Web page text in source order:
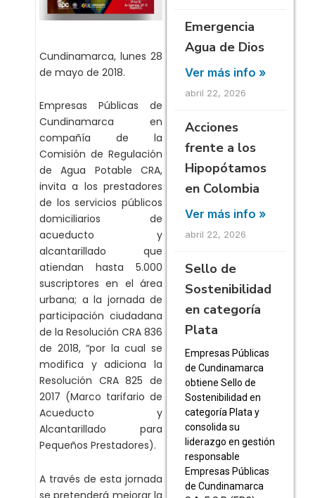
Cundinamarca, lunes 28
de mayo de 2018.
Empresas Públicas de
Cundinamarca en
compañía de la
Comisión de Regulación
de Agua Potable CRA,
invita a los prestadores
de los servicios públicos
domiciliarios de
acueducto y
alcantarillado que
atiendan hasta 5.000
suscriptores en el área
urbana; a la jornada de
participación ciudadana
de la Resolución CRA 836
de 2018, “por la cual se
modifica y adiciona la
Resolución CRA 825 de
2017 (Marco tarifario de
Acueducto y
Alcantarillado para
Pequeños Prestadores).
A través de esta jornada
se pretenderá mejorar la
Emergencia
Agua de Dios
Ver más info »
abril 22, 2026
Acciones
frente a los
Hipopótamos
en Colombia
Ver más info »
abril 22, 2026
Sello de
Sostenibilidad
en categoría
Plata
Empresas Públicas
de Cundinamarca
obtiene Sello de
Sostenibilidad en
categoría Plata y
consolida su
liderazgo en gestión
responsable
Empresas Públicas
de Cundinamarca